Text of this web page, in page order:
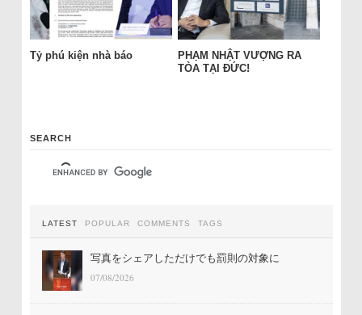
Tỷ phú kiện nhà báo
PHẠM NHẬT VƯỢNG RA
TÒA TẠI ĐỨC!
SEARCH
LATEST POPULAR COMMENTS TAGS
写真をシェアしただけでも罰則の対象に
07/08/2026